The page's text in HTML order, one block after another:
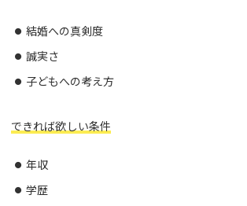
結婚への真剣度
誠実さ
子どもへの考え方
できれば欲しい条件
年収
学歴